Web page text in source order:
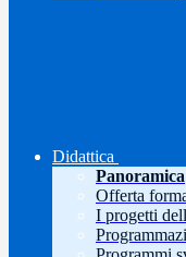
Didattica
Panoramica
Offerta
I progetti